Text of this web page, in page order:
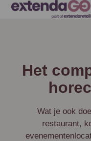
Het
Wat je ook
restaurant,